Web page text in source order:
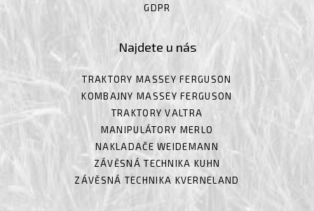
GDPR
Najdete u nás
TRAKTORY MASSEY FERGUSON
KOMBAJNY MASSEY FERGUSON
TRAKTORY VALTRA
MANIPULÁTORY MERLO
NAKLADAČE WEIDEMANN
ZÁVĚSNÁ TECHNIKA KUHN
ZÁVĚSNÁ TECHNIKA KVERNELAND